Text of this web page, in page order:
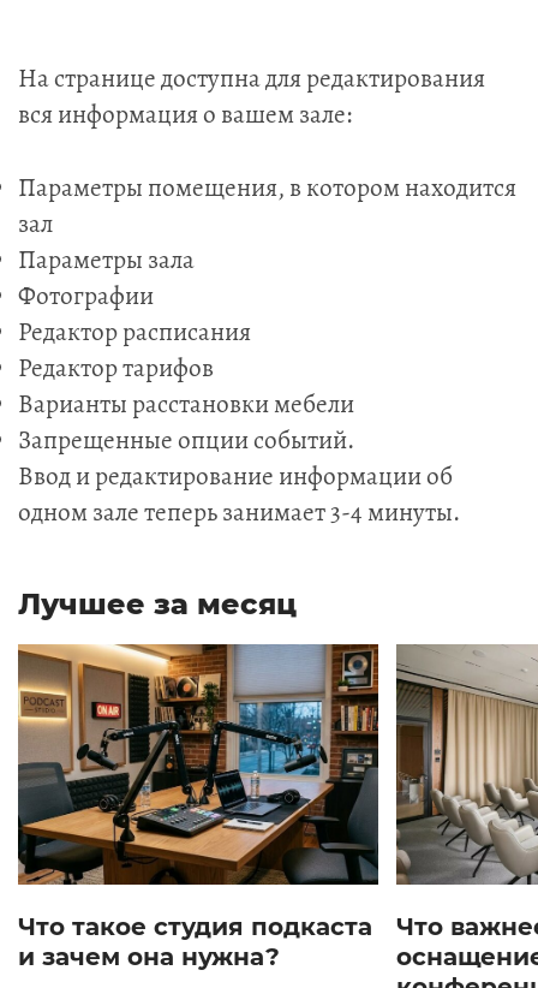
На странице доступна для редактирования
вся информация о вашем зале:
Параметры помещения, в котором находится
зал
Параметры зала
Фотографии
Редактор расписания
Редактор тарифов
Варианты расстановки мебели
Запрещенные опции событий.
Ввод и редактирование информации об
одном зале теперь занимает 3-4 минуты.
Лучшее за месяц
Что такое студия подкаста
и зачем она нужна?
Что